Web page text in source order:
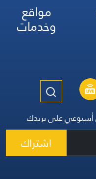
مواقع
وخدمات
على بريدك
اشتراك